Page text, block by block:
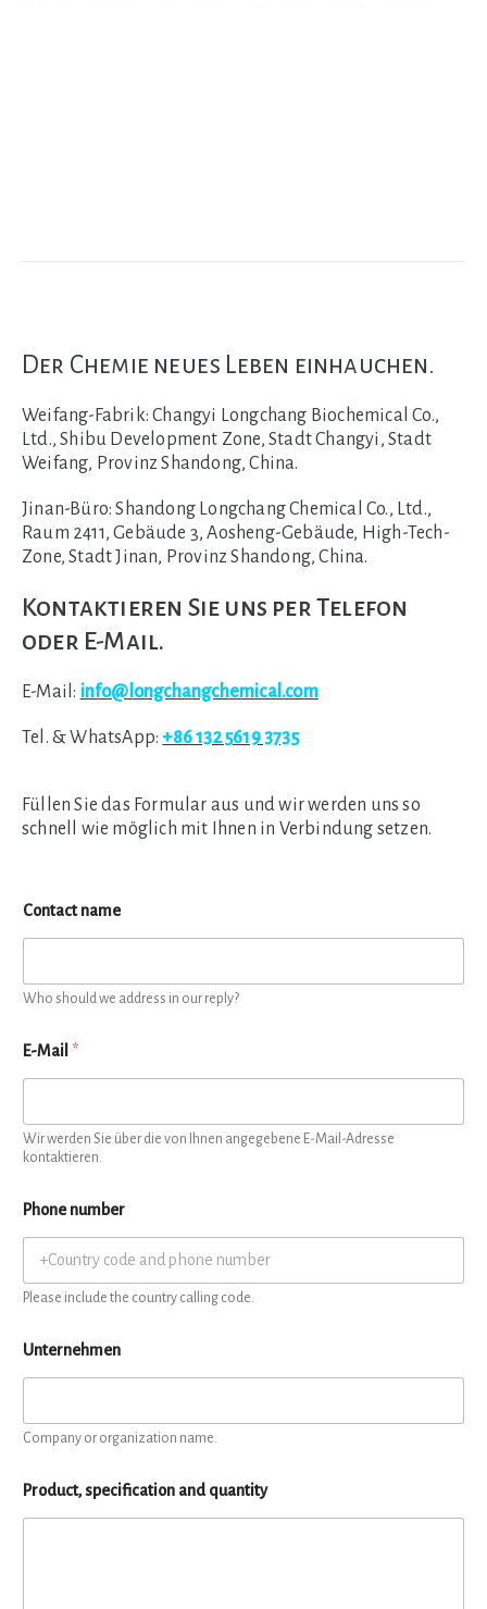
Der Chemie neues Leben einhauchen.
Weifang-Fabrik: Changyi Longchang Biochemical Co.,
Ltd., Shibu Development Zone, Stadt Changyi, Stadt
Weifang, Provinz Shandong, China.
Jinan-Büro: Shandong Longchang Chemical Co., Ltd.,
Raum 2411, Gebäude 3, Aosheng-Gebäude, High-Tech-
Zone, Stadt Jinan, Provinz Shandong, China.
Kontaktieren Sie uns per Telefon
oder E-Mail.
E-Mail: info@longchangchemical.com
Tel. & WhatsApp:+86 132 5619 3735
Füllen Sie das Formular aus und wir werden uns so
schnell wie möglich mit Ihnen in Verbindung setzen.
Contact name
Who should we address in our reply?
E-Mail *
Wir werden Sie über die von Ihnen angegebene E-Mail-Adresse
kontaktieren.
Phone number
Please include the country calling code.
Unternehmen
Company or organization name.
Product, specification and quantity